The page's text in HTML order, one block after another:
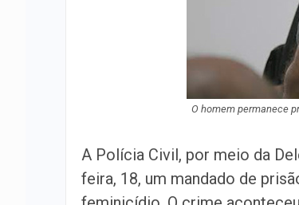
O homem permanece
A Polícia Civil, por meio da
feira, 18, um mandado de